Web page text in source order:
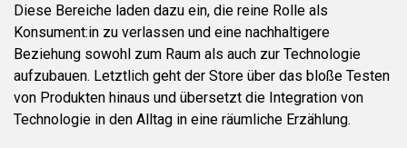
Diese Bereiche laden dazu ein, die reine Rolle als
Konsument:in zu verlassen und eine nachhaltigere
Beziehung sowohl zum Raum als auch zur Technologie
aufzubauen. Letztlich geht der Store über das bloße Testen
von Produkten hinaus und übersetzt die Integration von
Technologie in den Alltag in eine räumliche Erzählung.